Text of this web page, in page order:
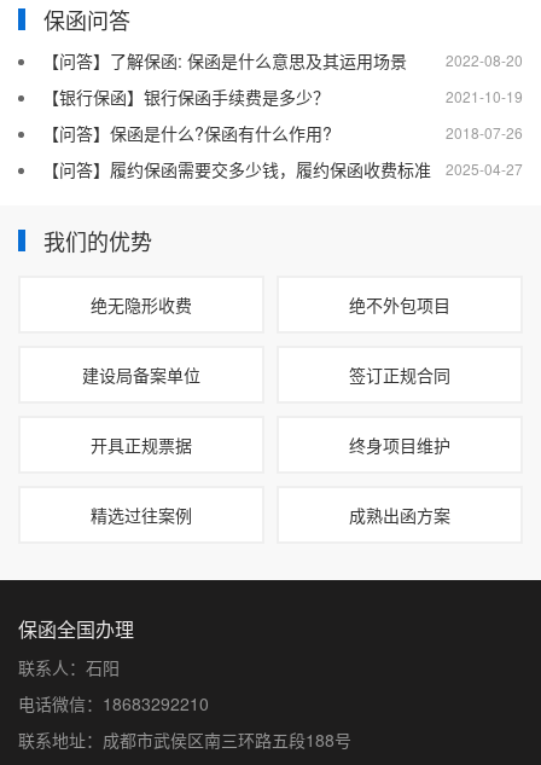
保函问答
2022-08-20
【问答】了解保函: 保函是什么意思及其运用场景
2021-10-19
【银行保函】银行保函手续费是多少？
2018-07-26
【问答】保函是什么?保函有什么作用?
2025-04-27
【问答】履约保函需要交多少钱，履约保函收费标准
我们的优势
绝无隐形收费 绝不外包项目
建设局备案单位 签订正规合同
开具正规票据 终身项目维护
精选过往案例 成熟出函方案
保函全国办理
联系人：石阳
电话微信：18683292210
联系地址：成都市武侯区南三环路五段188号